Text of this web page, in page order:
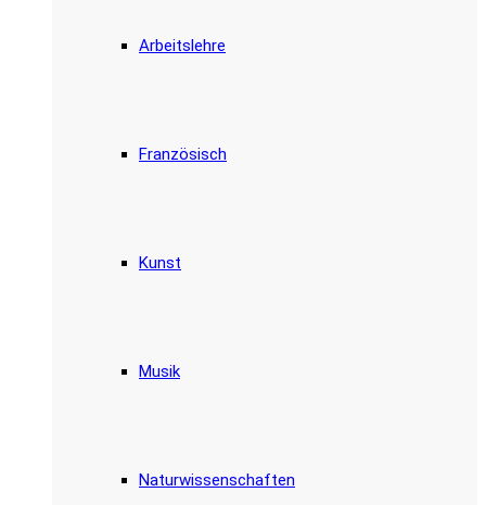
Arbeitslehre
Französisch
Kunst
Musik
Naturwissenschaften